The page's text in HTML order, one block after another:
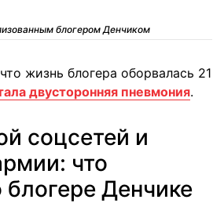
блогером Денчиком
жизнь блогера оборвалась 21
двусторонняя пневмония.
соцсетей и
что
блогере Денчике